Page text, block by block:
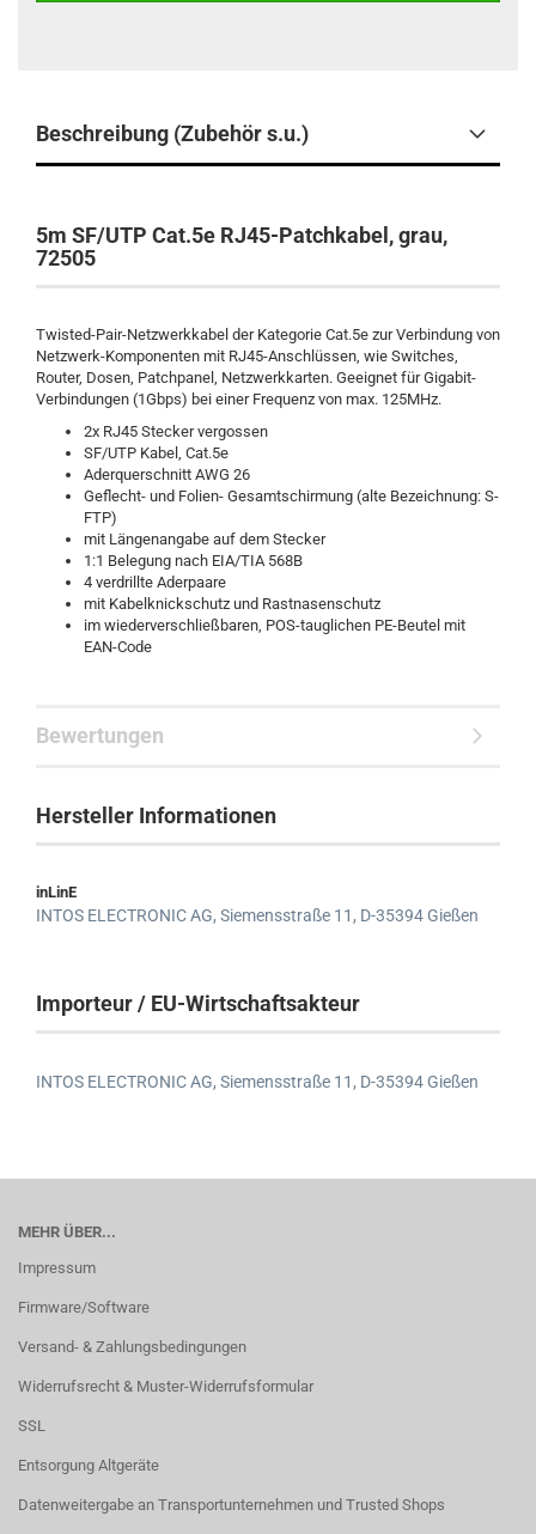
Beschreibung (Zubehör s.u.)
5m SF/UTP Cat.5e RJ45-Patchkabel, grau,
72505
Twisted-Pair-Netzwerkkabel der Kategorie Cat.5e zur Verbindung von
Netzwerk-Komponenten mit RJ45-Anschlüssen, wie Switches,
Router, Dosen, Patchpanel, Netzwerkkarten. Geeignet für Gigabit-
Verbindungen (1Gbps) bei einer Frequenz von max. 125MHz.
2x RJ45 Stecker vergossen
SF/UTP Kabel, Cat.5e
Aderquerschnitt AWG 26
Geflecht- und Folien- Gesamtschirmung (alte Bezeichnung: S-
FTP)
mit Längenangabe auf dem Stecker
1:1 Belegung nach EIA/TIA 568B
4 verdrillte Aderpaare
mit Kabelknickschutz und Rastnasenschutz
im wiederverschließbaren, POS-tauglichen PE-Beutel mit
EAN-Code
Bewertungen
Hersteller Informationen
inLinE
INTOS ELECTRONIC AG, Siemensstraße 11, D-35394 Gießen
Importeur / EU-Wirtschaftsakteur
INTOS ELECTRONIC AG, Siemensstraße 11, D-35394 Gießen
MEHR ÜBER...
Impressum
Firmware/Software
Versand- & Zahlungsbedingungen
Widerrufsrecht & Muster-Widerrufsformular
SSL
Entsorgung Altgeräte
Datenweitergabe an Transportunternehmen und Trusted Shops